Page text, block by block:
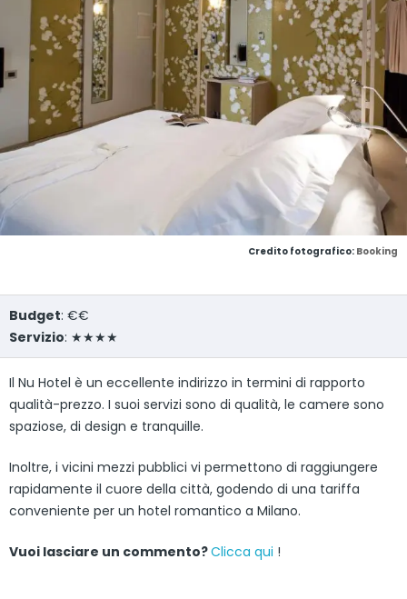
Credito fotografico: Booking
Budget: €€
Servizio: ★★★★
Il Nu Hotel è un eccellente indirizzo in termini di rapporto
qualità-prezzo. I suoi servizi sono di qualità, le camere sono
spaziose, di design e tranquille.
Inoltre, i vicini mezzi pubblici vi permettono di raggiungere
rapidamente il cuore della città, godendo di una tariffa
conveniente per un hotel romantico a Milano.
Vuoi lasciare un commento?Clicca qui !